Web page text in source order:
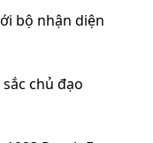
bộ nhận diện
chủ đạo